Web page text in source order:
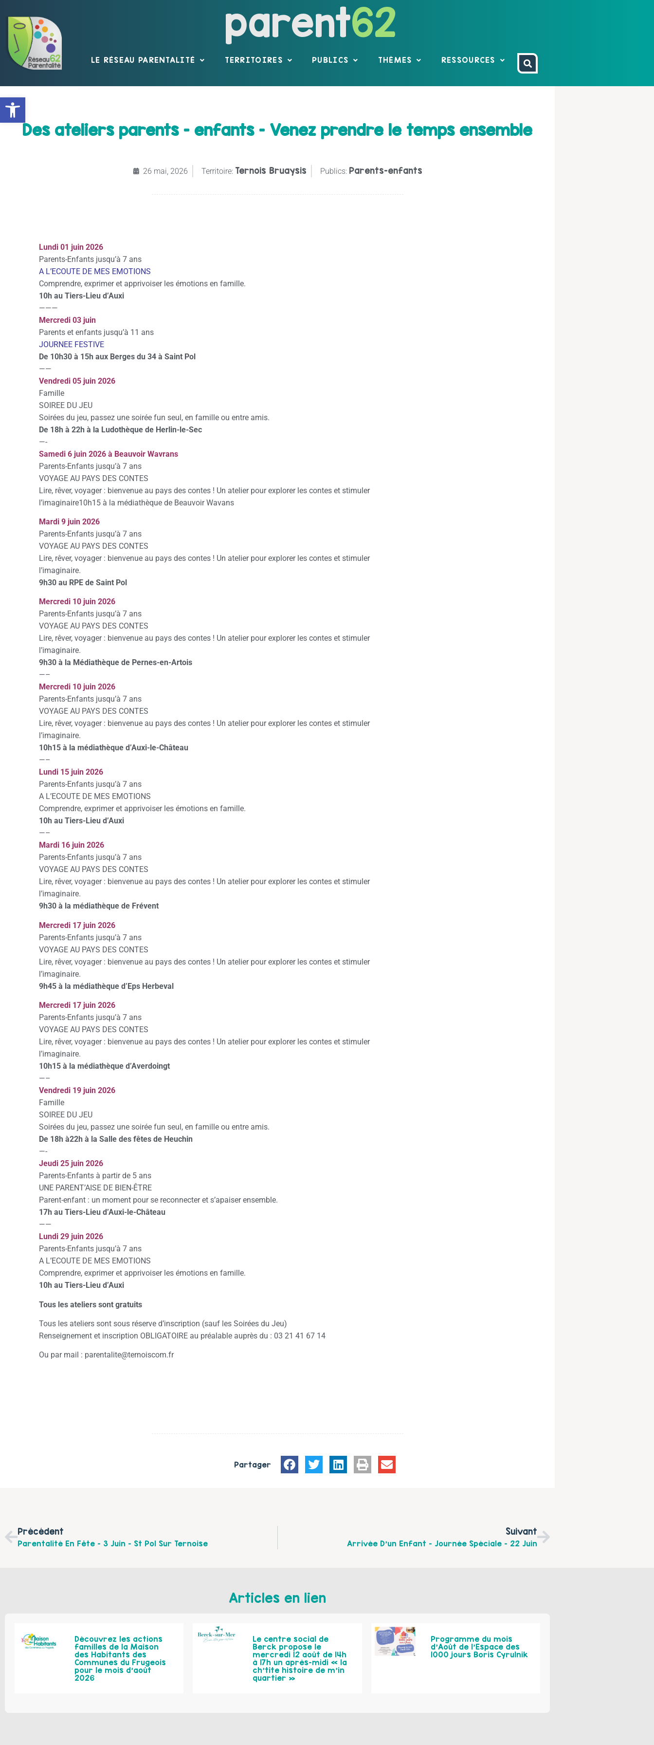
Ouvrir la barre d’outils
parent62
LE RÉSEAU PARENTALITÉ TERRITOIRES PUBLICS THÈMES RESSOURCES
Des ateliers parents – enfants – Venez prendre le temps ensemble
26 mai, 2026 Territoire: Ternois Bruaysis Publics: Parents-enfants
Lundi 01 juin 2026
Parents-Enfants jusqu’à 7 ans
A L’ECOUTE DE MES EMOTIONS
Comprendre, exprimer et apprivoiser les émotions en famille.
10h au Tiers-Lieu d’Auxi
———
Mercredi 03 juin
Parents et enfants jusqu’à 11 ans
JOURNEE FESTIVE
De 10h30 à 15h aux Berges du 34 à Saint Pol
——
Vendredi 05 juin 2026
Famille
SOIREE DU JEU
Soirées du jeu, passez une soirée fun seul, en famille ou entre amis.
De 18h à 22h à la Ludothèque de Herlin-le-Sec
—-
Samedi 6 juin 2026 à Beauvoir Wavrans
Parents-Enfants jusqu’à 7 ans
VOYAGE AU PAYS DES CONTES
Lire, rêver, voyager : bienvenue au pays des contes ! Un atelier pour explorer les contes et stimuler
l’imaginaire10h15 à la médiathèque de Beauvoir Wavans
Mardi 9 juin 2026
Parents-Enfants jusqu’à 7 ans
VOYAGE AU PAYS DES CONTES
Lire, rêver, voyager : bienvenue au pays des contes ! Un atelier pour explorer les contes et stimuler
l’imaginaire.
9h30 au RPE de Saint Pol
Mercredi 10 juin 2026
Parents-Enfants jusqu’à 7 ans
VOYAGE AU PAYS DES CONTES
Lire, rêver, voyager : bienvenue au pays des contes ! Un atelier pour explorer les contes et stimuler
l’imaginaire.
9h30 à la Médiathèque de Pernes-en-Artois
—–
Mercredi 10 juin 2026
Parents-Enfants jusqu’à 7 ans
VOYAGE AU PAYS DES CONTES
Lire, rêver, voyager : bienvenue au pays des contes ! Un atelier pour explorer les contes et stimuler
l’imaginaire.
10h15 à la médiathèque d’Auxi-le-Château
—–
Lundi 15 juin 2026
Parents-Enfants jusqu’à 7 ans
A L’ECOUTE DE MES EMOTIONS
Comprendre, exprimer et apprivoiser les émotions en famille.
10h au Tiers-Lieu d’Auxi
—–
Mardi 16 juin 2026
Parents-Enfants jusqu’à 7 ans
VOYAGE AU PAYS DES CONTES
Lire, rêver, voyager : bienvenue au pays des contes ! Un atelier pour explorer les contes et stimuler
l’imaginaire.
9h30 à la médiathèque de Frévent
Mercredi 17 juin 2026
Parents-Enfants jusqu’à 7 ans
VOYAGE AU PAYS DES CONTES
Lire, rêver, voyager : bienvenue au pays des contes ! Un atelier pour explorer les contes et stimuler
l’imaginaire.
9h45 à la médiathèque d’Eps Herbeval
Mercredi 17 juin 2026
Parents-Enfants jusqu’à 7 ans
VOYAGE AU PAYS DES CONTES
Lire, rêver, voyager : bienvenue au pays des contes ! Un atelier pour explorer les contes et stimuler
l’imaginaire.
10h15 à la médiathèque d’Averdoingt
—–
Vendredi 19 juin 2026
Famille
SOIREE DU JEU
Soirées du jeu, passez une soirée fun seul, en famille ou entre amis.
De 18h à22h à la Salle des fêtes de Heuchin
—-
Jeudi 25 juin 2026
Parents-Enfants à partir de 5 ans
UNE PARENT’AISE DE BIEN-ÊTRE
Parent-enfant : un moment pour se reconnecter et s’apaiser ensemble.
17h au Tiers-Lieu d’Auxi-le-Château
——
Lundi 29 juin 2026
Parents-Enfants jusqu’à 7 ans
A L’ECOUTE DE MES EMOTIONS
Comprendre, exprimer et apprivoiser les émotions en famille.
10h au Tiers-Lieu d’Auxi
Tous les ateliers sont gratuits
Tous les ateliers sont sous réserve d’inscription (sauf les Soirées du Jeu)
Renseignement et inscription OBLIGATOIRE au préalable auprès du : 03 21 41 67 14
Ou par mail : parentalite@ternoiscom.fr
Partager
Précédent
Parentalité En Fête – 3 Juin – St Pol Sur Ternoise
Suivant
Arrivée D’un Enfant – Journée Spéciale – 22 Juin
Articles en lien
Découvrez les actions
familles de la Maison
des Habitants des
Communes du Frugeois
pour le mois d’août
2026
Le centre social de
Berck propose le
mercredi 12 août de 14h
à 17h un après-midi « la
ch’tite histoire de m’in
quartier »
Programme du mois
d’Août de l’Espace des
1000 jours Boris Cyrulnik